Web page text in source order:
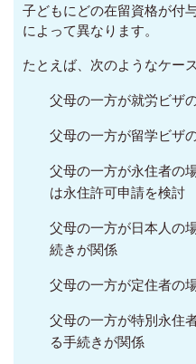
子どもにどの在留資格が付
によって異なります。
たとえば、次のようなケー
父母の一方が就労ビザ
父母の一方が留学ビザ
父母の一方が永住者の
は永住許可申請を検討
父母の一方が日本人の
続きが関係
父母の一方が定住者の
父母の一方が特別永住
る手続きが関係